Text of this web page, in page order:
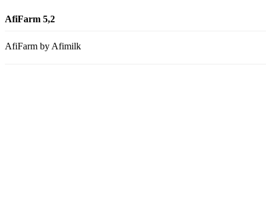
AfiFarm 5,2
AfiFarm by Afimilk